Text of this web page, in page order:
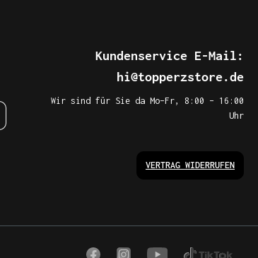
Kundenservice E-Mail:
hi@topperzstore.de
Wir sind für Sie da Mo–Fr, 8:00 – 16:00
Uhr
VERTRAG WIDERRUFEN